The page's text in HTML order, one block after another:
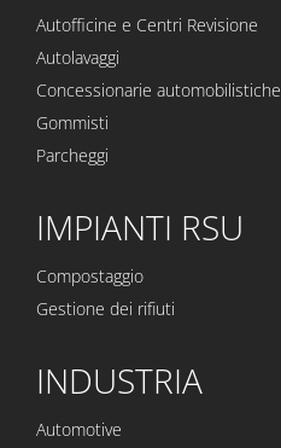
Autofficine e Centri Revisione
Autolavaggi
Concessionarie automobilistiche
Gommisti
Parcheggi
IMPIANTI RSU
Compostaggio
Gestione dei rifiuti
INDUSTRIA
Automotive